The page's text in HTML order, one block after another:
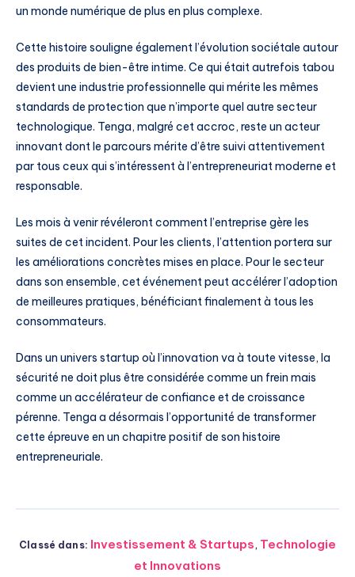
un monde numérique de plus en plus complexe.
Cette histoire souligne également l’évolution sociétale autour
des produits de bien-être intime. Ce qui était autrefois tabou
devient une industrie professionnelle qui mérite les mêmes
standards de protection que n’importe quel autre secteur
technologique. Tenga, malgré cet accroc, reste un acteur
innovant dont le parcours mérite d’être suivi attentivement
par tous ceux qui s’intéressent à l’entrepreneuriat moderne et
responsable.
Les mois à venir révéleront comment l’entreprise gère les
suites de cet incident. Pour les clients, l’attention portera sur
les améliorations concrètes mises en place. Pour le secteur
dans son ensemble, cet événement peut accélérer l’adoption
de meilleures pratiques, bénéficiant finalement à tous les
consommateurs.
Dans un univers startup où l’innovation va à toute vitesse, la
sécurité ne doit plus être considérée comme un frein mais
comme un accélérateur de confiance et de croissance
pérenne. Tenga a désormais l’opportunité de transformer
cette épreuve en un chapitre positif de son histoire
entrepreneuriale.
Classé dans: Investissement & Startups, Technologie
et Innovations